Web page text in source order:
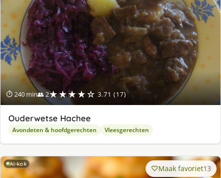
⏱ 240 min👥 2★★★★☆ 3.71 (17)
Ouderwetse Hachee
Avondeten & hoofdgerechten Vleesgerechten
AI-kok Maak favoriet13